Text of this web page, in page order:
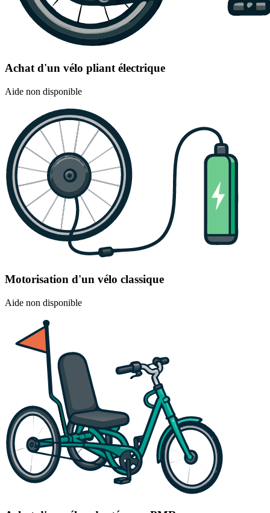
Achat d'un vélo pliant électrique
Aide non disponible
Motorisation d'un vélo classique
Aide non disponible